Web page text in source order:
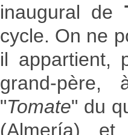
inaugural de
cycle. On ne
il appartient,
grand-
"Tomate" du
(Almería)